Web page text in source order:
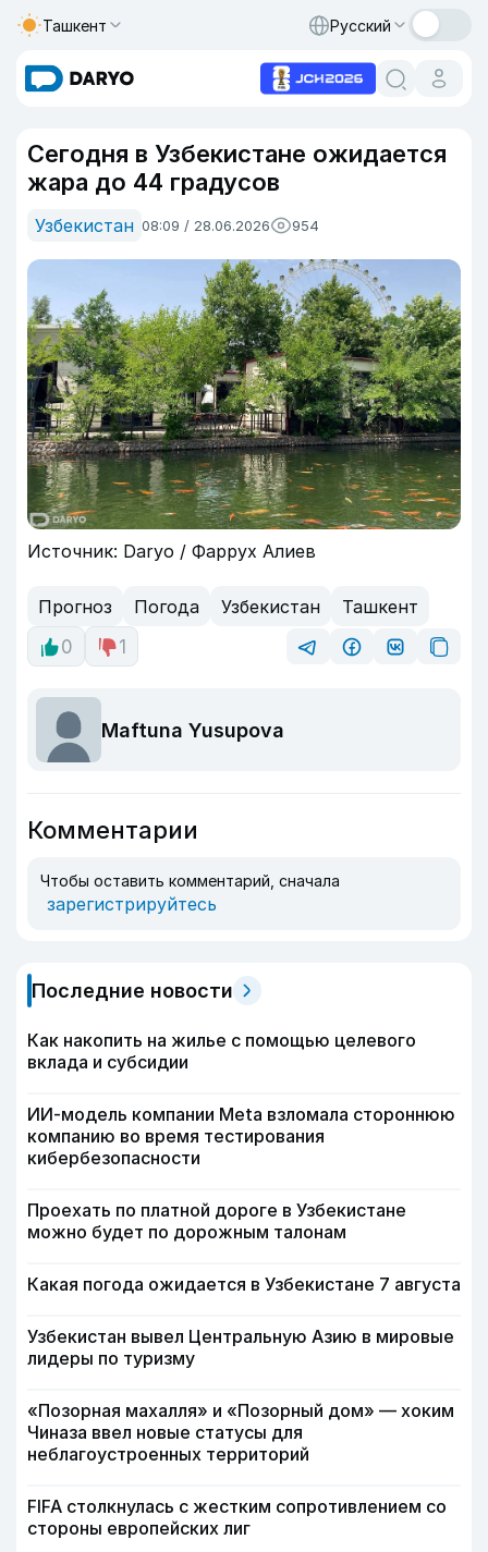
Ташкент Русский
Сегодня в Узбекистане ожидается
жара до 44 градусов
Узбекистан 08:09 / 28.06.2026 954
Источник: Daryo / Фаррух Алиев
Прогноз Погода Узбекистан
Ташкент
0
1
Maftuna Yusupova
Комментарии
Чтобы оставить комментарий, сначала
зарегистрируйтесь
Последние новости
Как накопить на жилье с помощью целевого
вклада и субсидии
ИИ-модель компании Meta взломала стороннюю
компанию во время тестирования
кибербезопасности
Проехать по платной дороге в Узбекистане
можно будет по дорожным талонам
Какая погода ожидается в Узбекистане 7 августа
Узбекистан вывел Центральную Азию в мировые
лидеры по туризму
«Позорная махалля» и «Позорный дом» — хоким
Чиназа ввел новые статусы для
неблагоустроенных территорий
FIFA столкнулась с жестким сопротивлением со
стороны европейских лиг